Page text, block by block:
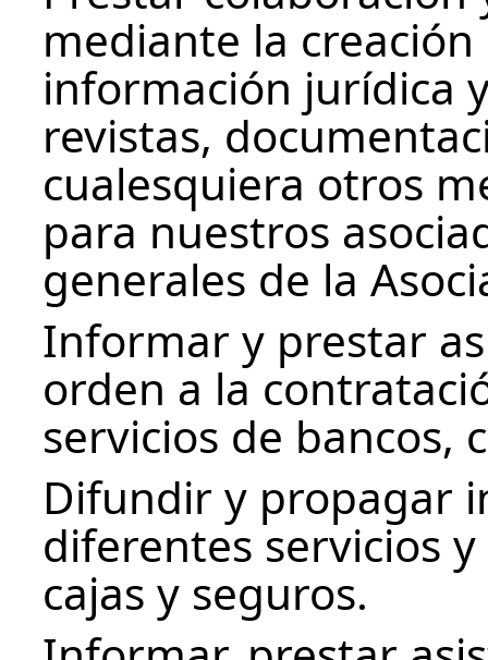
mediante la
información jurídica
revistas,
cualesquiera otros
para nuestros
generales de la
Informar y prestar
orden a la
servicios de bancos,
Difundir y propagar
diferentes servicios
cajas y seguros.